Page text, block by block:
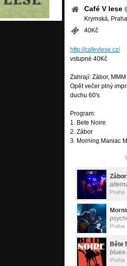
Café V lese
Krymská,
40Kč
http://cafevlese.cz/
vstupné 40Kč
Zahrají: Zábor,
Opět večer plný
duchu 60's
Program:
1. Bete Noire
2. Zábor
3. Morning Maniac
Zábor
Praha
Praha
Bête
Praha